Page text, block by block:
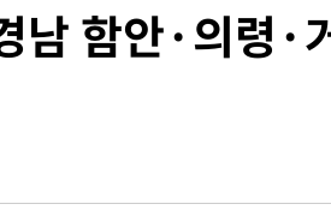
3명 늘어…누적 환자 3000명 돌파
㎜ 물폭탄…도로 잠기고 담벼락 붕괴
아시안게임서 '홈팀' 일본과 한일전
서 모터보트 전복…1명 사망·1명 실종
남 함안·의령·